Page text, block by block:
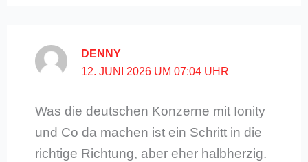
DENNY
12. JUNI 2026 UM 07:04 UHR
Was die deutschen Konzerne mit Ionity
und Co da machen ist ein Schritt in die
richtige Richtung, aber eher halbherzig.